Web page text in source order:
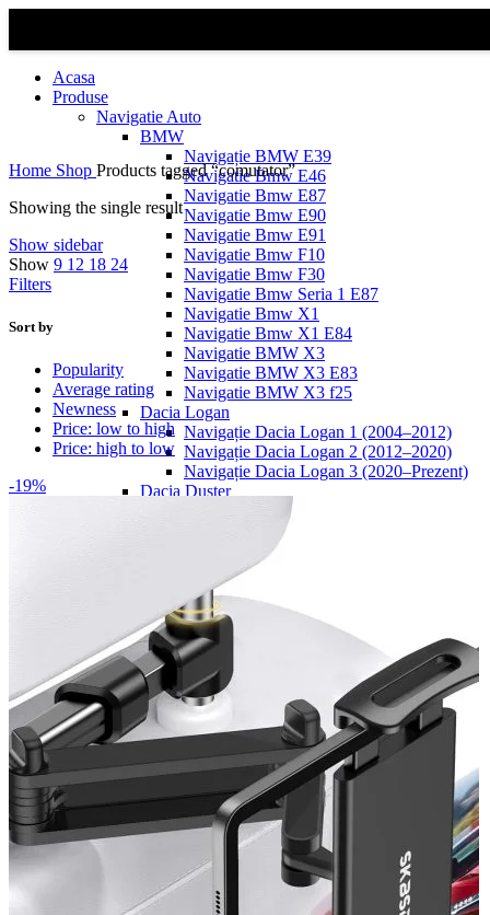
Acasa
Produse
Navigatie Auto
BMW
Navigație BMW E39
Navigatie Bmw E46
Navigatie Bmw E87
Navigatie Bmw E90
Navigatie Bmw E91
Navigatie Bmw F10
Navigatie Bmw F30
Navigatie Bmw Seria 1 E87
Navigatie Bmw X1
Navigatie Bmw X1 E84
Navigatie BMW X3
Navigatie BMW X3 E83
Navigatie BMW X3 f25
Dacia Logan
Navigație Dacia Logan 1 (2004–2012)
Navigație Dacia Logan 2 (2012–2020)
Navigație Dacia Logan 3 (2020–Prezent)
Dacia Duster
Navigatie Duster 2011
Navigatie Duster 2019
Navigatie Audi A3 8p
Navigatie Audi A4
Navigatie Audi A4 B6
Navigatie Audi A4 B7
Navigatie Audi A4 B8
Navigatie Audi A5
Navigatie Audi A6 C5
Navigatie Audi A6 C6
Navigatie Audi A6 C7
Navigatie Audi Q5
Ford
Navigație Ford Fiesta
Navigație Ford Focus 1
Navigație Ford Focus 2
Navigație Ford Focus MK3
Navigație Ford Mondeo MK3
Navigație Ford Mondeo MK4
Navigație Ford Transit
Home Shop Products tagged “comutator”
Showing the single result
Show sidebar
Show 9 12 18 24
Filters
Sort by
Popularity
Average rating
Newness
Price: low to high
Price: high to low
-19%